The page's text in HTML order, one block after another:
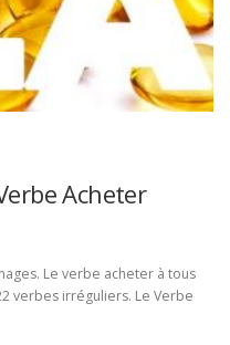
Acheter
Le verbe acheter à tous
verbes irréguliers. Le Verbe